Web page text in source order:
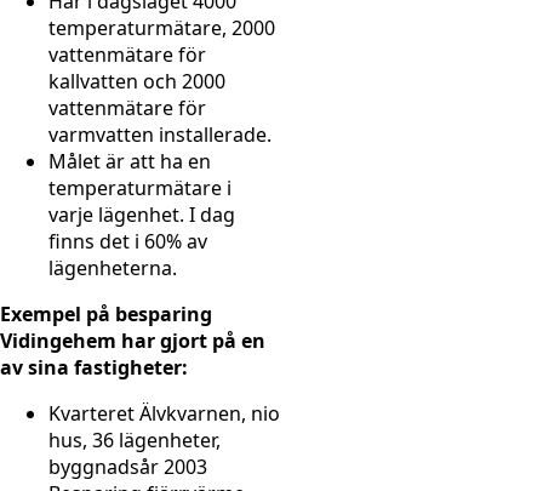
temperaturmätare, 2000
vattenmätare för
kallvatten och 2000
vattenmätare för
varmvatten installerade.
Målet är att ha en
temperaturmätare i
varje lägenhet. I dag
finns det i 60% av
lägenheterna.
Exempel på besparing
Vidingehem har gjort på en
av sina fastigheter:
Kvarteret Älvkvarnen, nio
hus, 36 lägenheter,
byggnadsår 2003